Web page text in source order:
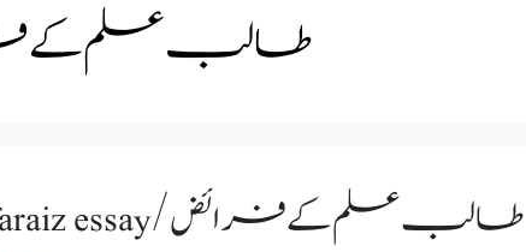
طالب علم کے
talib e ilm ke faraiz essay/طالب علم کے فرائض